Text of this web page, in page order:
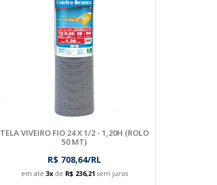
TELA VIVEIRO FIO 24 X 1/2 - 1,20H (ROLO
50 MT)
R$ 708,64/RL
em até 3xde R$ 236,21 sem juros